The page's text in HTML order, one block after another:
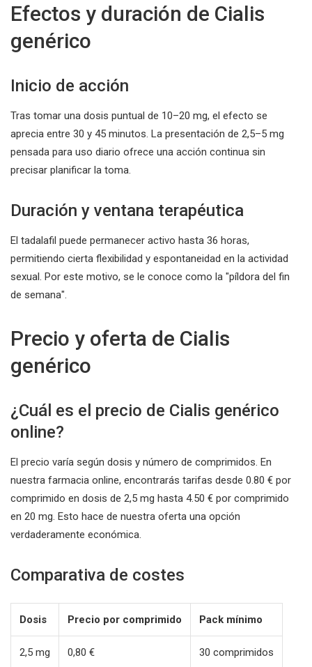
Efectos y duración de Cialis
genérico
Inicio de acción
Tras tomar una dosis puntual de 10–20 mg, el efecto se
aprecia entre 30 y 45 minutos. La presentación de 2,5–5 mg
pensada para uso diario ofrece una acción continua sin
precisar planificar la toma.
Duración y ventana terapéutica
El tadalafil puede permanecer activo hasta 36 horas,
permitiendo cierta flexibilidad y espontaneidad en la actividad
sexual. Por este motivo, se le conoce como la "píldora del fin
de semana".
Precio y oferta de Cialis
genérico
¿Cuál es el precio de Cialis genérico
online?
El precio varía según dosis y número de comprimidos. En
nuestra farmacia online, encontrarás tarifas desde 0.80 € por
comprimido en dosis de 2,5 mg hasta 4.50 € por comprimido
en 20 mg. Esto hace de nuestra oferta una opción
verdaderamente económica.
Comparativa de costes
Dosis Precio por comprimido Pack mínimo
2,5 mg 0,80 € 30 comprimidos